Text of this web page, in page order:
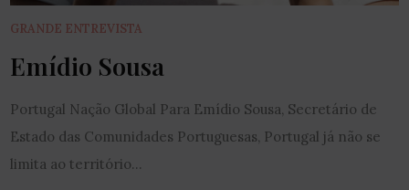
GRANDE ENTREVISTA
Emídio Sousa
Portugal Nação Global Para Emídio Sousa, Secretário de
Estado das Comunidades Portuguesas, Portugal já não se
limita ao território...